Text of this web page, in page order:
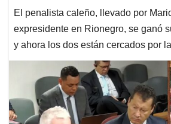
El penalista caleño, llevado por
expresidente en Rionegro, se ganó
y ahora los dos están cercados por